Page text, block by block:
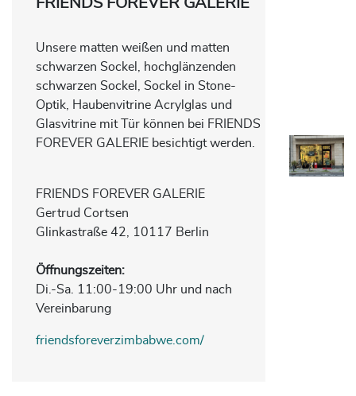
FRIENDS FOREVER GALERIE
Unsere matten weißen und matten
schwarzen Sockel, hochglänzenden
schwarzen Sockel, Sockel in Stone-
Optik, Haubenvitrine Acrylglas und
Glasvitrine mit Tür können bei FRIENDS
FOREVER GALERIE besichtigt werden.
FRIENDS FOREVER GALERIE
Gertrud Cortsen
Glinkastraße 42, 10117 Berlin
Öffnungszeiten:
Di.-Sa. 11:00-19:00 Uhr und nach
Vereinbarung
friendsforeverzimbabwe.com/